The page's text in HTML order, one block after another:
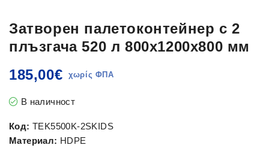
Затворен палетоконтейнер с 2
плъзгача 520 л 800x1200x800 мм
185,00€
В наличност
Код: TEK5500K-2SKIDS
Материал: HDPE